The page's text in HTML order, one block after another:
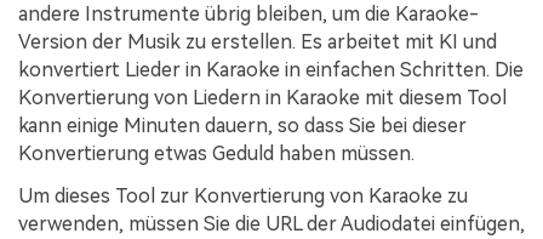
andere Instrumente übrig bleiben, um die Karaoke-
Version der Musik zu erstellen. Es arbeitet mit KI und
konvertiert Lieder in Karaoke in einfachen Schritten. Die
Konvertierung von Liedern in Karaoke mit diesem Tool
kann einige Minuten dauern, so dass Sie bei dieser
Konvertierung etwas Geduld haben müssen.
Um dieses Tool zur Konvertierung von Karaoke zu
verwenden, müssen Sie die URL der Audiodatei einfügen,